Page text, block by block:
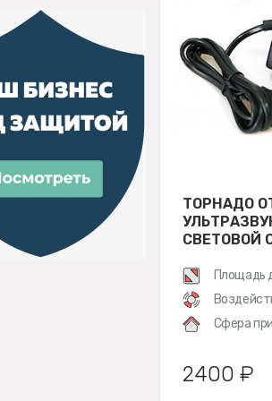
ТОРНАДО
СВЕТОВОЙ
Площадь
Сфера
2400 ₽